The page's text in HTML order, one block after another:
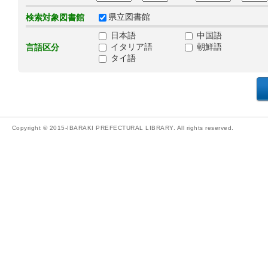
検索対象図書館 県立図書館
言語区分
日本語
中国語
イタリア語
朝鮮語
タイ語
Copyright © 2015-IBARAKI PREFECTURAL LIBRARY. All rights reserved.